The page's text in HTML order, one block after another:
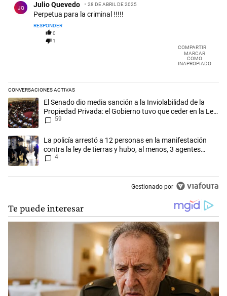
JQ Julio Quevedo 28 DE ABRIL DE 2025
Perpetua para la criminal !!!!!
RESPONDER
0
1
COMPARTIR
MARCAR
COMO
INAPROPIADO
CONVERSACIONES ACTIVAS
Este listado muestra los artículos con más comentarios en los
Un artículo de tendencia con el título "El Senado dio media sanción a
El Senado dio media sanción a la Inviolabilidad de la
Propiedad Privada: el Gobierno tuvo que ceder en la Ley
del Manejo del Fuego
59
Un artículo de tendencia con el título "La policía arrestó a 12
La policía arrestó a 12 personas en la manifestación
contra la ley de tierras y hubo, al menos, 3 agentes
heridos
4
Gestionado por